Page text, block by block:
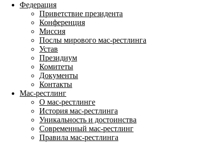
Федерация
Приветствие президента
Конференция
Миссия
Послы мирового мас-рестлинга
Устав
Президиум
Комитеты
Документы
Контакты
Мас-рестлинг
О мас-рестлинге
История мас-рестлинга
Уникальность и достоинства
Современный мас-рестлинг
Правила мас-рестлинга